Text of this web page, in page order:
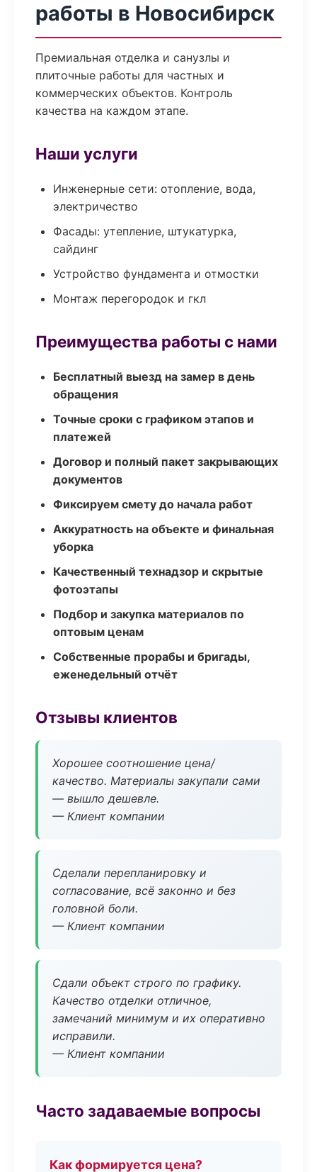
работы в Новосибирск
Премиальная отделка и санузлы и
плиточные работы для частных и
коммерческих объектов. Контроль
качества на каждом этапе.
Наши услуги
Инженерные сети: отопление, вода,
электричество
Фасады: утепление, штукатурка,
сайдинг
Устройство фундамента и отмостки
Монтаж перегородок и гкл
Преимущества работы с нами
Бесплатный выезд на замер в день
обращения
Точные сроки с графиком этапов и
платежей
Договор и полный пакет закрывающих
документов
Фиксируем смету до начала работ
Аккуратность на объекте и финальная
уборка
Качественный технадзор и скрытые
фотоэтапы
Подбор и закупка материалов по
оптовым ценам
Собственные прорабы и бригады,
еженедельный отчёт
Отзывы клиентов
Хорошее соотношение цена/
качество. Материалы закупали сами
— вышло дешевле.
— Клиент компании
Сделали перепланировку и
согласование, всё законно и без
головной боли.
— Клиент компании
Сдали объект строго по графику.
Качество отделки отличное,
замечаний минимум и их оперативно
исправили.
— Клиент компании
Часто задаваемые вопросы
Как формируется цена?